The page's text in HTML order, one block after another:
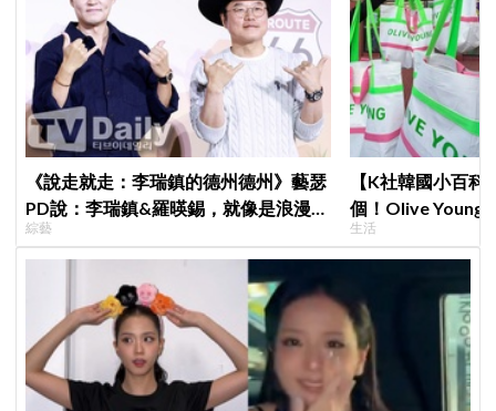
《說走就走：李瑞鎮的德州德州》藝瑟
PD說：李瑞鎮&羅暎錫，就像是浪漫喜
劇的男女主角一樣XD
綜藝
【K社韓國小百
個！Olive Young
遊客，機場「人
生活